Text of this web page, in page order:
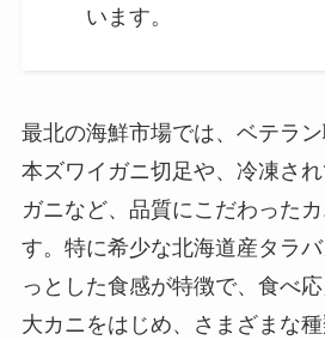
います。
最北の海鮮市場では、ベテラ
本ズワイガニ切足や、冷凍さ
ガニなど、品質にこだわった
す。特に希少な北海道産タラ
っとした食感が特徴で、食べ
大カニをはじめ、さまざまな